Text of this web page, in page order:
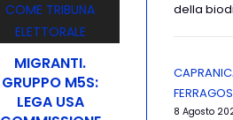
MIGRANTI.
GRUPPO M5S:
LEGA USA
della
8 Agosto